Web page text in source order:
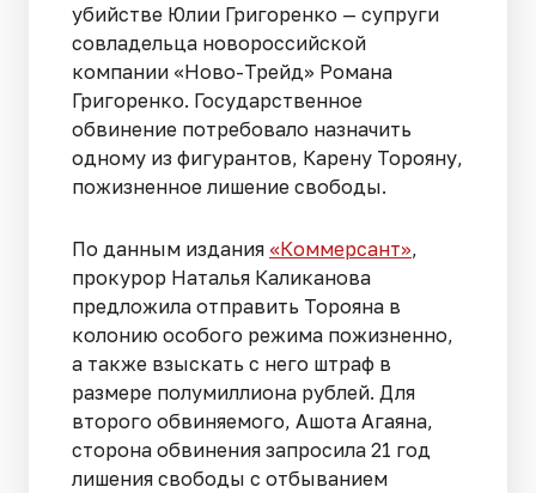
убийстве Юлии Григоренко — супруги
совладельца новороссийской
компании «Ново-Трейд» Романа
Григоренко. Государственное
обвинение потребовало назначить
одному из фигурантов, Карену Торояну,
пожизненное лишение свободы.
По данным издания «Коммерсант»,
прокурор Наталья Каликанова
предложила отправить Торояна в
колонию особого режима пожизненно,
а также взыскать с него штраф в
размере полумиллиона рублей. Для
второго обвиняемого, Ашота Агаяна,
сторона обвинения запросила 21 год
лишения свободы с отбыванием